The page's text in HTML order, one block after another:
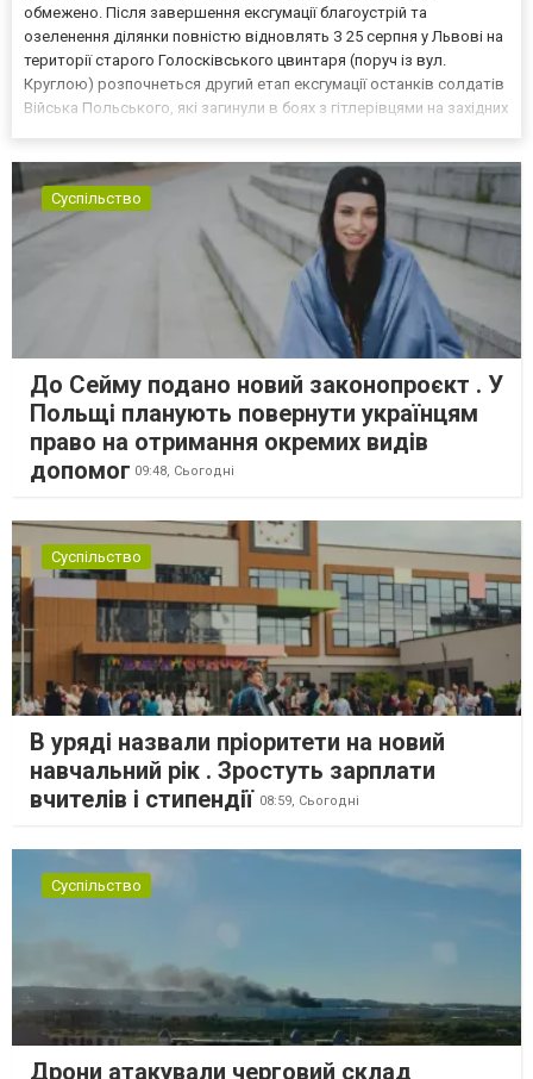
обмежено. Після завершення ексгумації благоустрій та
озеленення ділянки повністю відновлять З 25 серпня у Львові на
території старого Голосківського цвинтаря (поруч із вул.
Круглою) розпочнеться другий етап ексгумації останків солдатів
Війська Польського, які загинули в боях з гітлерівцями на західних
Суспільство
До Сейму подано новий законопроєкт . У
Польщі планують повернути українцям
право на отримання окремих видів
допомог 09:48, Сьогодні
Суспільство
В уряді назвали пріоритети на новий
навчальний рік . Зростуть зарплати
вчителів і стипендії 08:59, Сьогодні
Суспільство
Дрони атакували черговий склад